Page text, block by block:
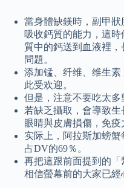
當身體缺鎂時，副甲
吸收鈣質的能力，這
質中的鈣送到血液裡
問題。
添加锰、纤维、维生素
此受欢迎。
但是，注意不要吃太多
若缺乏攝取，會導致生
眼睛與皮膚損傷，免疫
实际上，阿拉斯加螃蟹
占DV的69％。
再把這跟前面提到的「
相信螢幕前的大家已經